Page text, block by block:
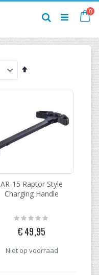
0
Zoek
Van
AR-15 Raptor Style
Charging Handle
Rating:
0%
€ 49,95
Niet op voorraad